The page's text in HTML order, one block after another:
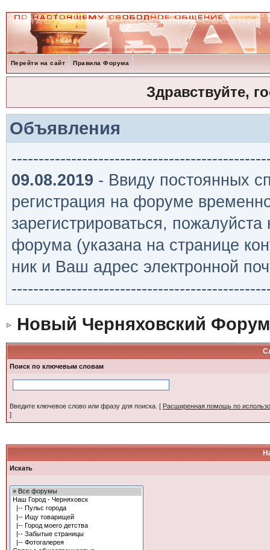
Перейти на сайт Правила Форума
Здравствуйте,
Объявления
09.08.2019 - Ввиду постоянных
регистрация на форуме
зарегистрироваться,
форума (указана на странице
ник и Ваш адрес электронной
Новый Черняховский Форум
Поиск по ключевым словам
Введите ключевое слово или фразу для поиска. [ Расширенная помощь по
]
Искать